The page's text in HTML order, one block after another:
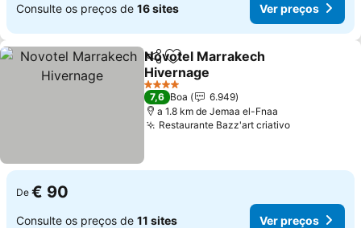
Consulte os preços de 16 sites Ver preços
PartilharAdicionar aos favoritos
Novotel Marrakech
Hivernage
Ver preços
4 Estrelas
7,6 Boa
6.949
a 1.8 km de Jemaa el-Fnaa
Restaurante Bazz'art criativoVer preços
De € 90
Consulte os preços de 11 sites Ver preços